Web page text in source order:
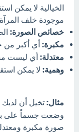
الخيالية لا يمكن
موجودة خلف المرآة.
خصائص الصورة:
مكبرة: أي أكبر من
معتدلة: أي ليست
وهمية: لا يمكن
مثال:
صورة مكبرة